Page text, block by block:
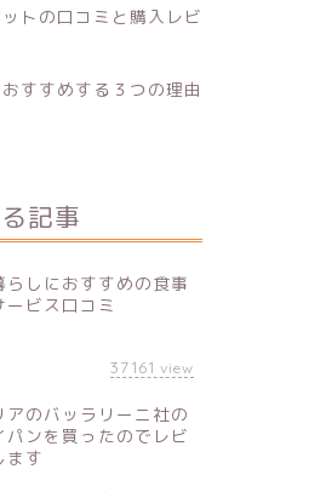
トの口コミと購入レビ
すすめする３つの理由
記事
らしにおすすめの食事
ービス口コミ
37161 view
アのバッラリーニ社の
パンを買ったのでレビ
ます